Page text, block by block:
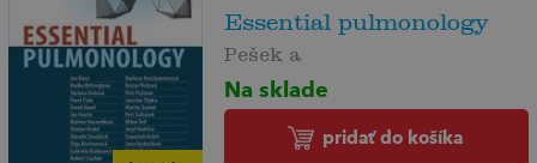
Essential pulmonology
Pešek a
Na sklade
pridať do košíka